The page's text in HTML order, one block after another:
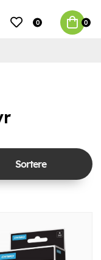
0 0
Sortere